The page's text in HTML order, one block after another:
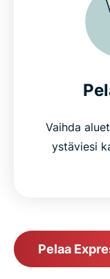
Vaihda
ystäviesi
Pelaa